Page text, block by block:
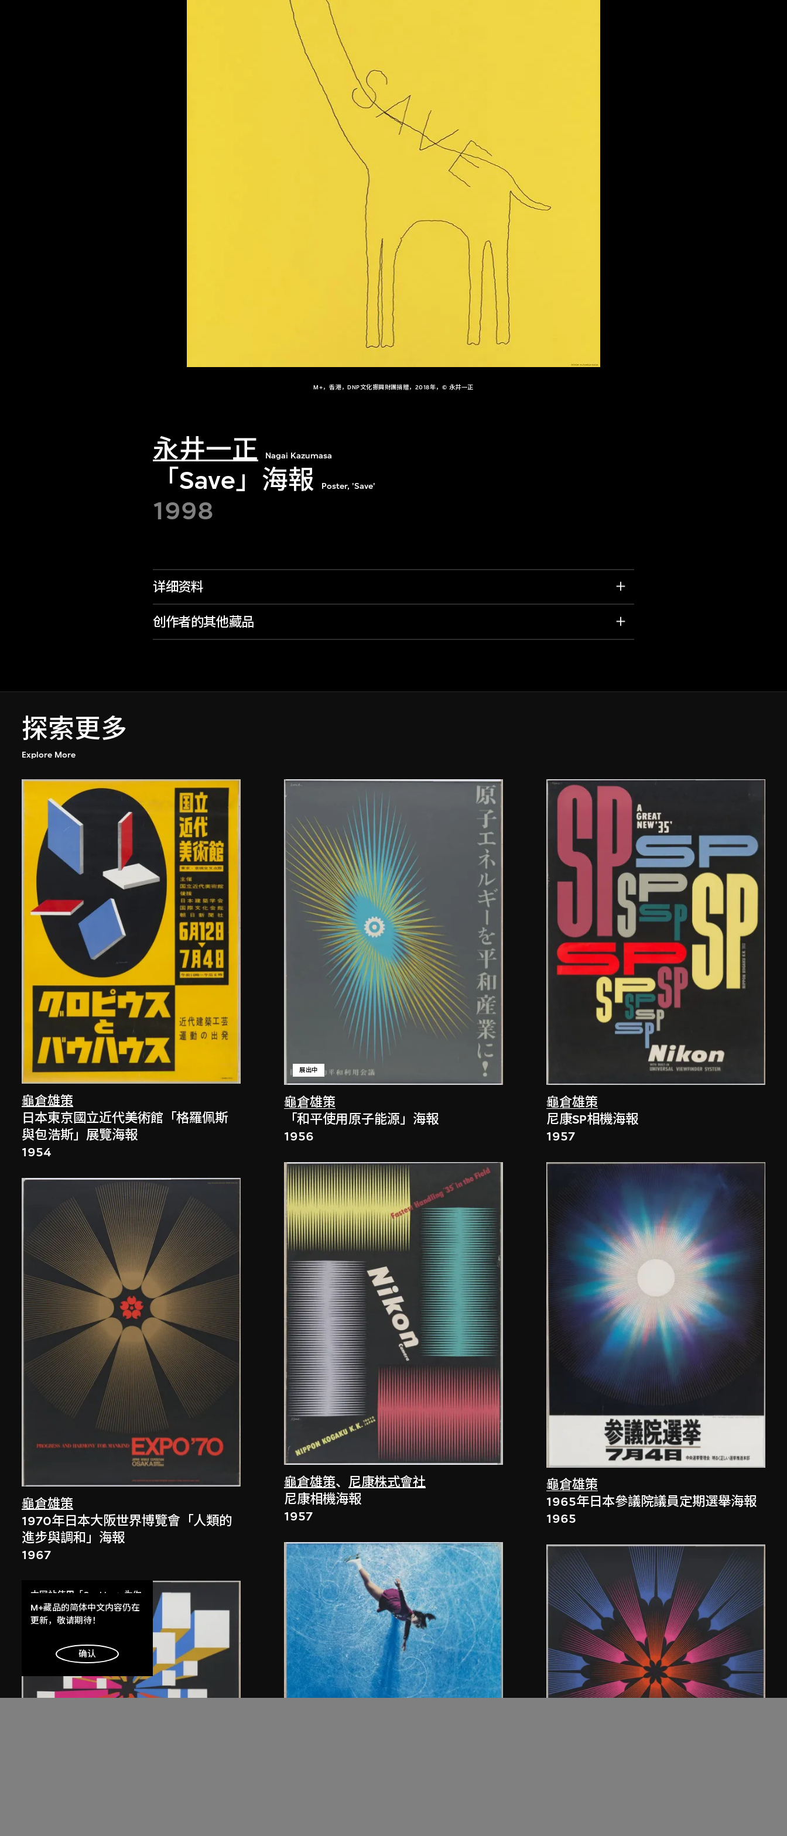
M+，香港，DNP文化振興財團捐贈，2018年，© 永井一正
永井一正 Nagai Kazumasa
「Save」海報 Poster, 'Save'
1998
详细资料
创作者的其他藏品
探索更多
Explore More
龜倉雄策
日本東京國立近代美術館「格羅佩斯
與包浩斯」展覽海報
1954
龜倉雄策
1970年日本大阪世界博覽會「人類的
進步與調和」海報
1967
龜倉雄策
展出中
「和平使用原子能源」海報
1956
龜倉雄策、 尼康株式會社
尼康相機海報
1957
龜倉雄策
尼康SP相機海報
1957
龜倉雄策
1965年日本參議院議員定期選舉海報
1965
本网站使用「Cookies」为你
提供最好的网站体验。
了解更多
明白
M+藏品的简体中文内容仍在
更新，敬请期待！
确认